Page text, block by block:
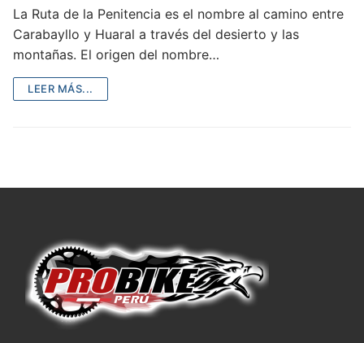
La Ruta de la Penitencia es el nombre al camino entre
Carabayllo y Huaral a través del desierto y las
montañas. El origen del nombre…
LEER MÁS...